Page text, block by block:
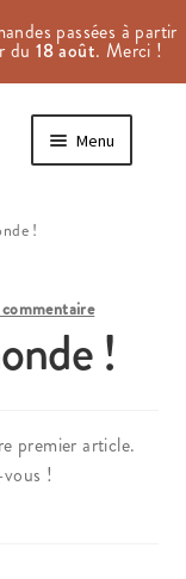
passées à partir
du18 août. Merci !
Menu
!
!
premier article.
!